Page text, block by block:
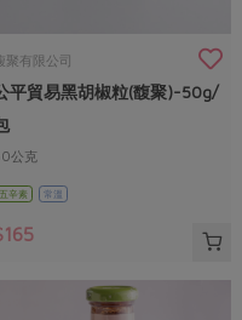
聚有限公司
平貿易黑胡椒粒(馥聚)-50g/
公克
五辛素 常溫